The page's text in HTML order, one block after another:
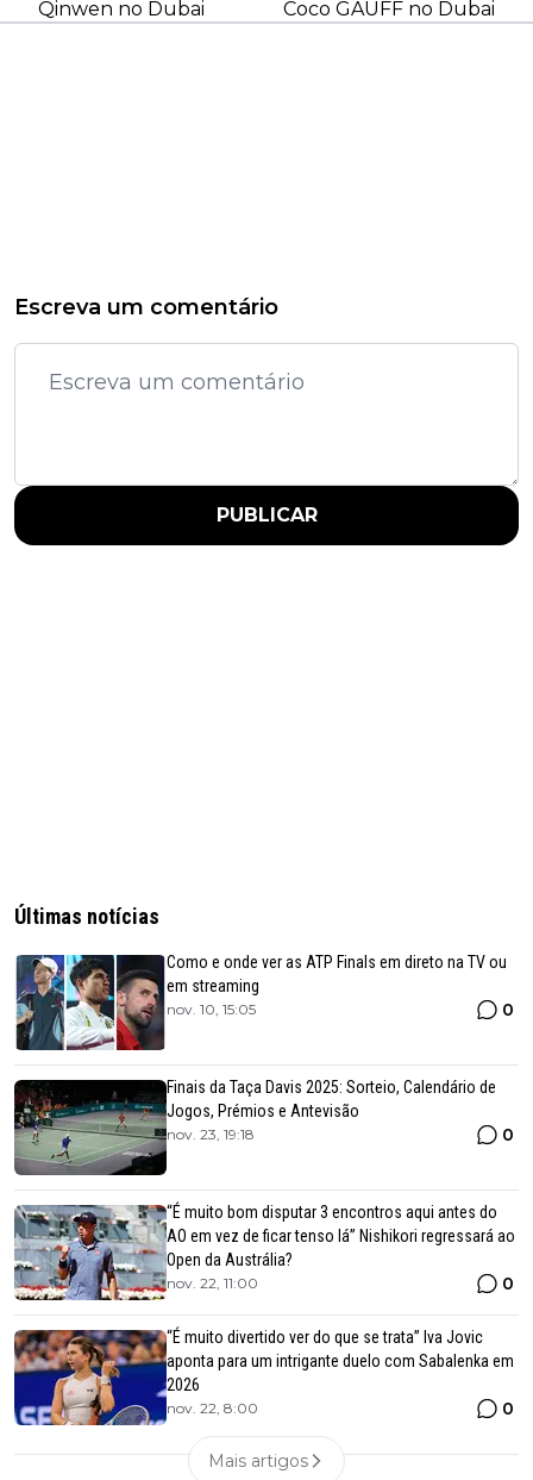
Qinwen no Dubai Coco GAUFF no Dubai
Escreva um comentário
PUBLICAR
Últimas notícias
Como e onde ver as ATP Finals em direto na TV ou
em streaming
nov. 10, 15:05 0
Finais da Taça Davis 2025: Sorteio, Calendário de
Jogos, Prémios e Antevisão
nov. 23, 19:18 0
“É muito bom disputar 3 encontros aqui antes do
AO em vez de ficar tenso lá” Nishikori regressará ao
Open da Austrália?
nov. 22, 11:00 0
“É muito divertido ver do que se trata” Iva Jovic
aponta para um intrigante duelo com Sabalenka em
2026
nov. 22, 8:00 0
Mais artigos